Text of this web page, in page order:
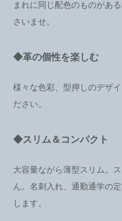
まれに同じ配色のものがあ
さいませ。
◆革の個性を楽しむ
様々な色彩、型押しのデザ
ださい。
◆スリム＆コンパクト
大容量ながら薄型スリム。
ん。名刺入れ、通勤通学の
します。